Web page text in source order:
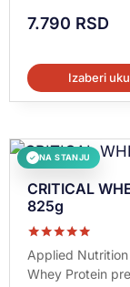
7.790 RSD
Izaberi
✓ NA STANJU
CRITICAL
825g
Ocenjeno sa
5.00
od 5
Applied
Whey Protein